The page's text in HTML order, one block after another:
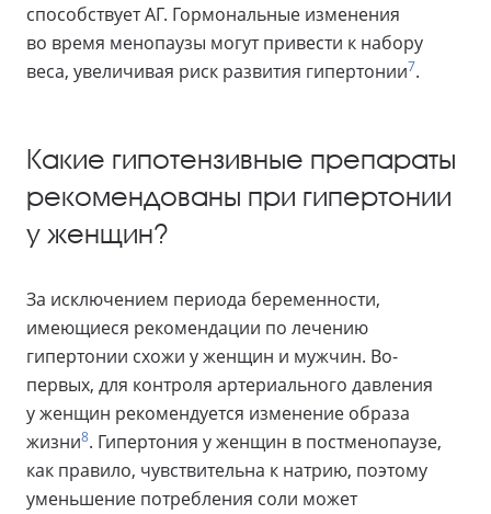
способствует АГ. Гормональные изменения
во время менопаузы могут привести к набору
веса, увеличивая риск развития гипертонии7.
Какие гипотензивные препараты
рекомендованы при гипертонии
у женщин?
За исключением периода беременности,
имеющиеся рекомендации по лечению
гипертонии схожи у женщин и мужчин. Во-
первых, для контроля артериального давления
у женщин рекомендуется изменение образа
жизни8. Гипертония у женщин в постменопаузе,
как правило, чувствительна к натрию, поэтому
уменьшение потребления соли может